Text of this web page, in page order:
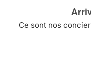
Ce sont nos